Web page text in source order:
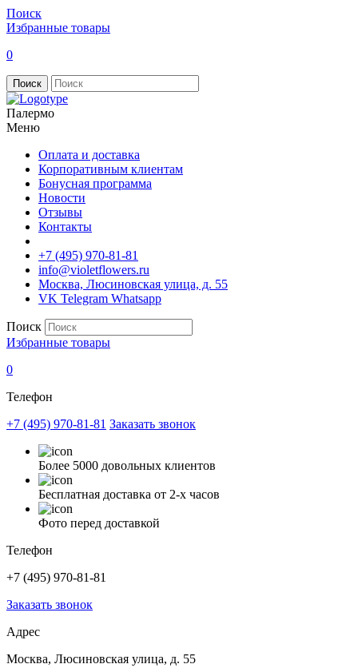
Поиск
Избранные товары
0
Поиск
Палермо
Меню
Оплата и доставка
Корпоративным клиентам
Бонусная программа
Новости
Отзывы
Контакты
+7 (495) 970-81-81
info@violetflowers.ru
Москва, Люсиновская улица, д. 55
VK Telegram Whatsapp
Поиск
Избранные товары
0
Телефон
+7 (495) 970-81-81 Заказать звонок
Более 5000 довольных клиентов
Бесплатная доставка от 2-х часов
Фото перед доставкой
Телефон
+7 (495) 970-81-81
Заказать звонок
Адрес
Москва, Люсиновская улица, д. 55